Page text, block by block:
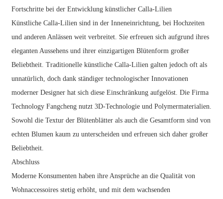
Fortschritte bei der Entwicklung künstlicher Calla-Lilien
Künstliche Calla-Lilien sind in der Inneneinrichtung, bei Hochzeiten
und anderen Anlässen weit verbreitet. Sie erfreuen sich aufgrund ihres
eleganten Aussehens und ihrer einzigartigen Blütenform großer
Beliebtheit. Traditionelle künstliche Calla-Lilien galten jedoch oft als
unnatürlich, doch dank ständiger technologischer Innovationen
moderner Designer hat sich diese Einschränkung aufgelöst. Die Firma
Technology Fangcheng nutzt 3D-Technologie und Polymermaterialien.
Sowohl die Textur der Blütenblätter als auch die Gesamtform sind von
echten Blumen kaum zu unterscheiden und erfreuen sich daher großer
Beliebtheit.
Abschluss
Moderne Konsumenten haben ihre Ansprüche an die Qualität von
Wohnaccessoires stetig erhöht, und mit dem wachsenden